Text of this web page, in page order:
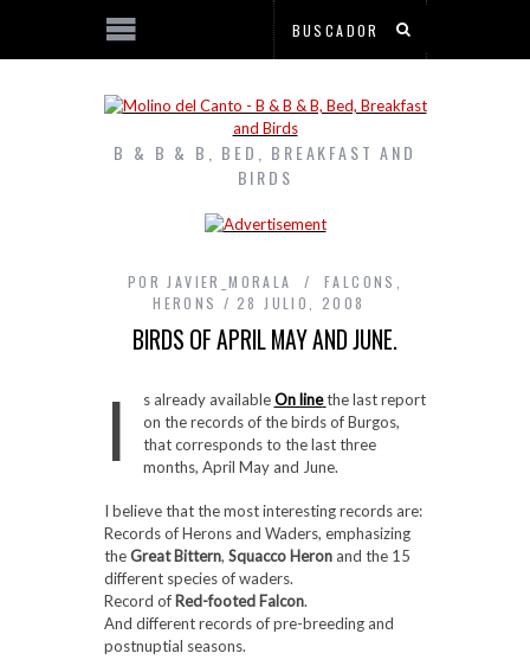
B & B & B, BED, BREAKFAST AND
BIRDS
POR JAVIER_MORALA FALCONS
HERONS
28 JULIO, 2008
BIRDS OF APRIL MAY AND JUNE.
I s already availableOn line the last report
on the records of the birds of Burgos,
that corresponds to the last three
months, April May and June.
I believe that the most interesting records are:
Records of Herons and Waders, emphasizing
theGreat Bittern, Squacco Heronand the 15
different species of waders.
Record of Red-footed Falcon.
And different records of pre-breeding and
postnuptial seasons.